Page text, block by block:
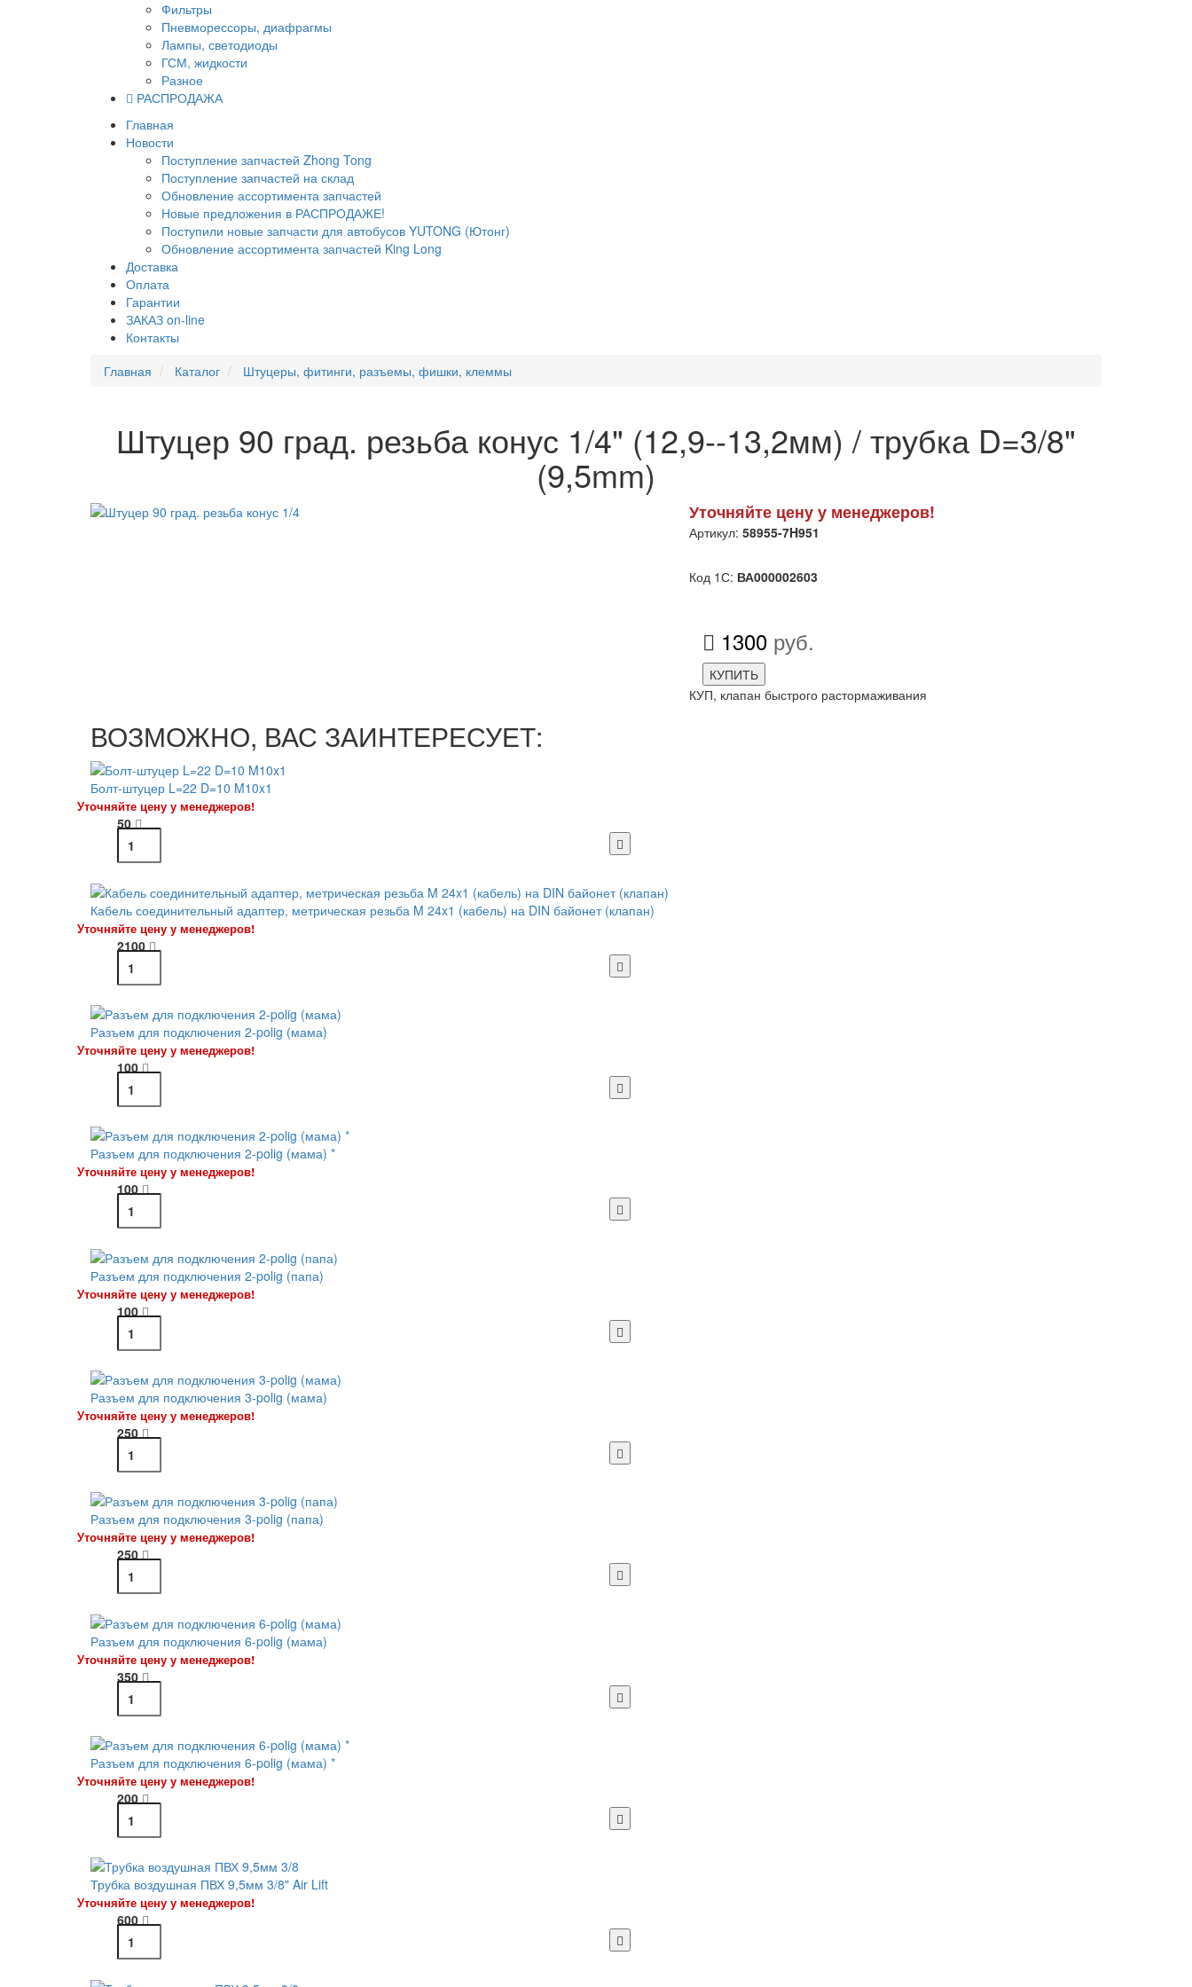
Фильтры
Пневморессоры, диафрагмы
Лампы, светодиоды
ГСМ, жидкости
Разное
РАСПРОДАЖА
Главная
Новости
Поступление запчастей Zhong Tong
Поступление запчастей на склад
Обновление ассортимента запчастей
Новые предложения в РАСПРОДАЖЕ!
Поступили новые запчасти для автобусов YUTONG (Ютонг)
Обновление ассортимента запчастей King Long
Доставка
Оплата
Гарантии
ЗАКАЗ on-line
Контакты
Главная
Каталог Штуцеры, фитинги, разъемы, фишки, клеммы
Штуцер 90 град. резьба конус 1/4" (12,9--13,2мм) / трубка D=3/8"
(9,5mm)
Уточняйте цену у менеджеров!
Артикул: 58955-7H951
Код 1С: ВА000002603
1300 руб.
КУПИТЬ
КУП, клапан быстрого растормаживания
ВОЗМОЖНО, ВАС ЗАИНТЕРЕСУЕТ:
Болт-штуцер L=22 D=10 M10x1
Уточняйте цену у менеджеров!
50
Кабель соединительный адаптер, метрическая резьба M 24x1 (кабель) на DIN байонет (клапан)
Уточняйте цену у менеджеров!
2100
Разъем для подключения 2-polig (мама)
Уточняйте цену у менеджеров!
100
Разъем для подключения 2-polig (мама) *
Уточняйте цену у менеджеров!
100
Разъем для подключения 2-polig (папа)
Уточняйте цену у менеджеров!
100
Разъем для подключения 3-polig (мама)
Уточняйте цену у менеджеров!
250
Разъем для подключения 3-polig (папа)
Уточняйте цену у менеджеров!
250
Разъем для подключения 6-polig (мама)
Уточняйте цену у менеджеров!
350
Разъем для подключения 6-polig (мама) *
Уточняйте цену у менеджеров!
200
Трубка воздушная ПВХ 9,5мм 3/8" Air Lift
Уточняйте цену у менеджеров!
600